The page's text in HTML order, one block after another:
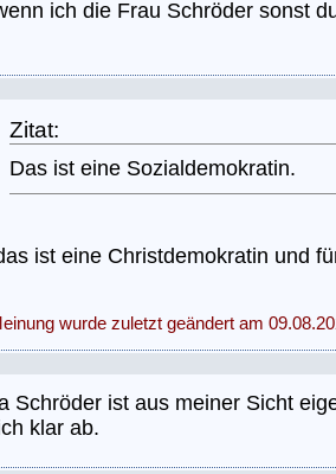
ich die Frau Schröder sonst
Zitat:
Das ist eine Sozialdemokratin.
ist eine Christdemokratin und
wurde zuletzt geändert am
Schröder ist aus meiner Sicht
klar ab.